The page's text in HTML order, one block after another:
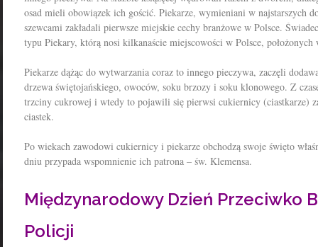
osad mieli obowiązek ich gościć. Piekarze, wymieniani w najstarszych
szewcami zakładali pierwsze miejskie cechy branżowe w Polsce.
typu Piekary, którą nosi kilkanaście miejscowości w Polsce, położonych
Piekarze dążąc do wytwarzania coraz to innego pieczywa, zaczęli
drzewa świętojańskiego, owoców, soku brzozy i soku klonowego. Z
trzciny cukrowej i wtedy to pojawili się pierwsi cukiernicy (ciastkarze)
ciastek.
Po wiekach zawodowi cukiernicy i piekarze obchodzą swoje święto
dniu przypada wspomnienie ich patrona – św. Klemensa.
Międzynarodowy Dzień Przeciwko
Policji